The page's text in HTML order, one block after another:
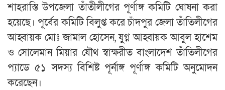
শাহরাস্তি উপজেলা তাঁতীলীগের পূর্ণাঙ্গ কমিটি ঘোষনা করা
হয়েছে। পূর্বের কমিটি বিলুপ্ত করে চাঁদপুর জেলা তাঁতিলীগের
আহ্বায়ক মোঃ জামাল হোসেন, যুগ্ন আহ্বায়ক আবুল হাশেম
ও সোলেমান মিয়ার যৌথ স্বাক্ষরীত বাংলাদেশ তাঁতিলীগের
প্যাডে ৫১ সদস্য বিশিষ্ট পূর্নাঙ্গ পূর্ণাঙ্গ কমিটি অনুমোদন
করেছেন।